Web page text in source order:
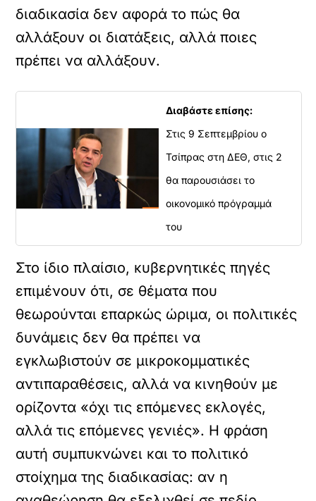
διαδικασία δεν αφορά το πώς θα
αλλάξουν οι διατάξεις, αλλά ποιες
πρέπει να αλλάξουν.
Διαβάστε επίσης:
Στις 9 Σεπτεμβρίου ο
Τσίπρας στη ΔΕΘ, στις 2
θα παρουσιάσει το
οικονομικό πρόγραμμά
του
Στο ίδιο πλαίσιο, κυβερνητικές πηγές
επιμένουν ότι, σε θέματα που
θεωρούνται επαρκώς ώριμα, οι πολιτικές
δυνάμεις δεν θα πρέπει να
εγκλωβιστούν σε μικροκομματικές
αντιπαραθέσεις, αλλά να κινηθούν με
ορίζοντα «όχι τις επόμενες εκλογές,
αλλά τις επόμενες γενιές». Η φράση
αυτή συμπυκνώνει και το πολιτικό
στοίχημα της διαδικασίας: αν η